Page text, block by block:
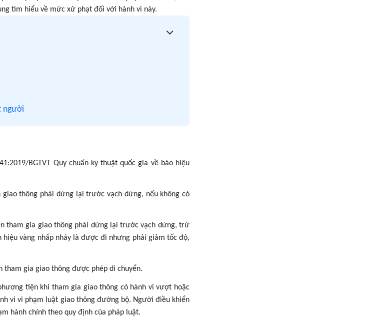
tìm hiểu về mức xử phạt đối với hành vi này.
người
BGTVT Quy chuẩn kỹ thuật quốc gia về báo hiệu
thông phải dừng lại trước vạch dừng, nếu không có
tham gia giao thông phải dừng lại trước vạch dừng, trừ
vàng nhấp nháy là được đi nhưng phải giảm tốc độ,
gia giao thông được phép di chuyển.
tiện khi tham gia giao thông có hành vi vượt hoặc
vi vi phạm luật giao thông đường bộ. Người điều khiển
hành chính theo quy định của pháp luật.